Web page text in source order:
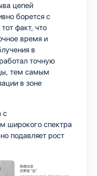
цепей
борется с
факт, что
время и
в
точную
тем самым
в зоне
с
широкого спектра
подавляет рост